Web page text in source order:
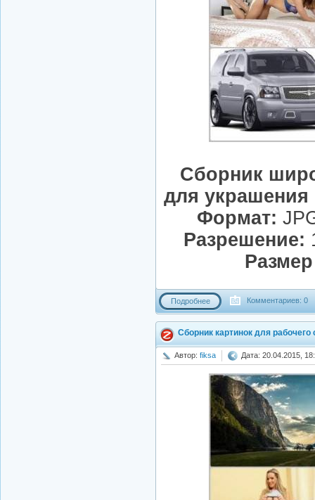
Сборник
для украшения
Формат:
Разрешение:
Подробнее Комментариев: 0
Сборник картинок для
Автор: fiksa Дата: 20.04.2015,